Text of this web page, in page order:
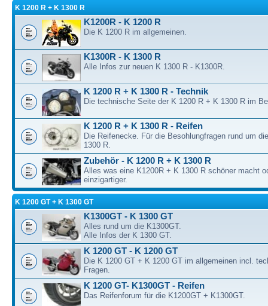
K 1200 R + K 1300 R
K1200R - K 1200 R
Die K 1200 R im allgemeinen.
K1300R - K 1300 R
Alle Infos zur neuen K 1300 R - K1300R.
K 1200 R + K 1300 R - Technik
Die technische Seite der K 1200 R + K 1300 R im
K 1200 R + K 1300 R - Reifen
Die Reifenecke. Für die Besohlungfragen rund um
1300 R.
Zubehör - K 1200 R + K 1300 R
Alles was eine K1200R + K 1300 R schöner macht
einzigartiger.
K 1200 GT + K 1300 GT
K1300GT - K 1300 GT
Alles rund um die K1300GT.
Alle Infos der K 1300 GT.
K 1200 GT - K 1200 GT
Die K 1200 GT + K 1200 GT im allgemeinen incl.
Fragen.
K 1200 GT- K1300GT - Reifen
Das Reifenforum für die K1200GT + K1300GT.